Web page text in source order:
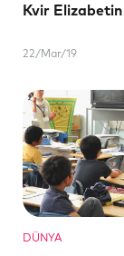
Kvir
22/Mar/19
DÜNYA